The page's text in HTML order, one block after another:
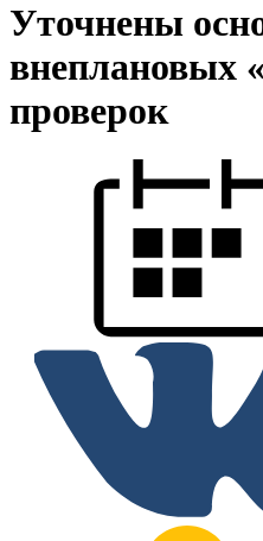
Уточнены
внеплановых
проверок